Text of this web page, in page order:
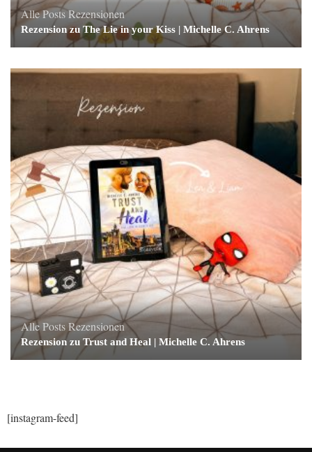
Alle PostsRezensionen
Rezension zu The Lie in your Kiss | Michelle C. Ahrens
Alle PostsRezensionen
Rezension zu Trust and Heal | Michelle C. Ahrens
[instagram-feed]